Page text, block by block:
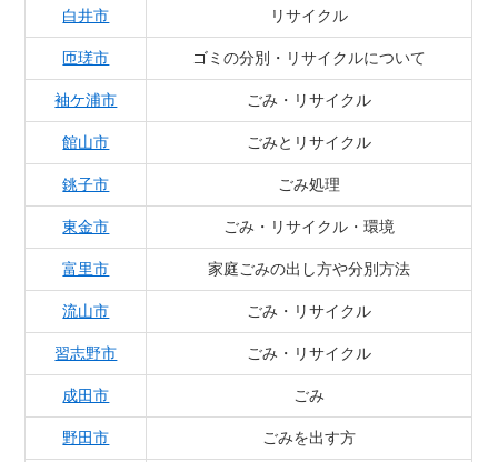
白井市 リサイクル
匝瑳市 ゴミの分別・リサイクルについて
袖ケ浦市 ごみ・リサイクル
館山市 ごみとリサイクル
銚子市 ごみ処理
東金市 ごみ・リサイクル・環境
富里市 家庭ごみの出し方や分別方法
流山市 ごみ・リサイクル
習志野市 ごみ・リサイクル
成田市 ごみ
野田市 ごみを出す方